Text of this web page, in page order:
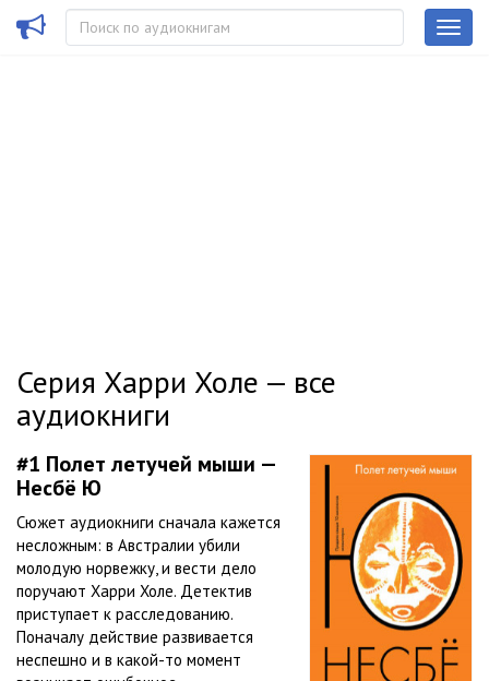
Серия Харри Холе — все
аудиокниги
#1 Полет летучей мыши —
Несбё Ю
Сюжет аудиокниги сначала кажется
несложным: в Австралии убили
молодую норвежку, и вести дело
поручают Харри Холе. Детектив
приступает к расследованию.
Поначалу действие развивается
неспешно и в какой-то момент